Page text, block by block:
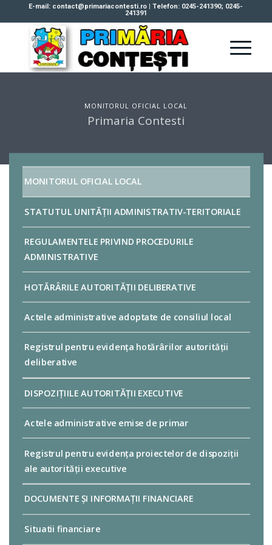
E-mail: contact@primariacontesti.ro | Telefon: 0245-241390; 0245-
241391
MONITORUL OFICIAL LOCAL
Primaria Contesti
MONITORUL OFICIAL LOCAL
STATUTUL UNITĂȚII ADMINISTRATIV-TERITORIALE
REGULAMENTELE PRIVIND PROCEDURILE
ADMINISTRATIVE
HOTĂRÂRILE AUTORITĂȚII DELIBERATIVE
Actele administrative adoptate de consiliul local
Registrul pentru evidența hotărârilor autorității
deliberative
DISPOZIȚIILE AUTORITĂȚII EXECUTIVE
Actele administrative emise de primar
Registrul pentru evidența proiectelor de dispoziții
ale autorității executive
DOCUMENTE ȘI INFORMAȚII FINANCIARE
Situatii financiare